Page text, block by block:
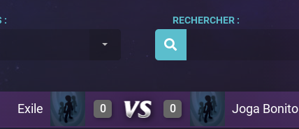
: RECHERCHER :
Exile 0 Joga Bonito
0